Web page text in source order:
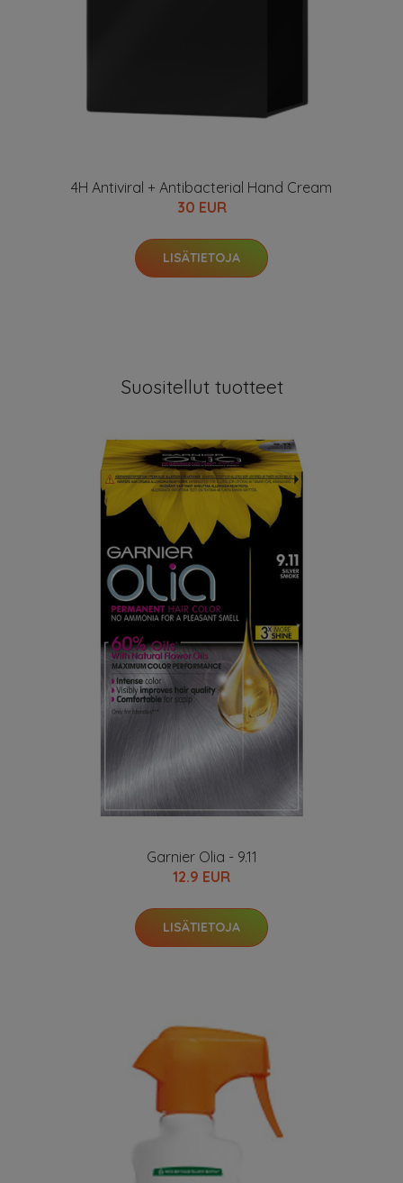
4H Antiviral + Antibacterial Hand Cream
30 EUR
LISÄTIETOJA
Suositellut tuotteet
Garnier Olia - 9.11
12.9 EUR
LISÄTIETOJA